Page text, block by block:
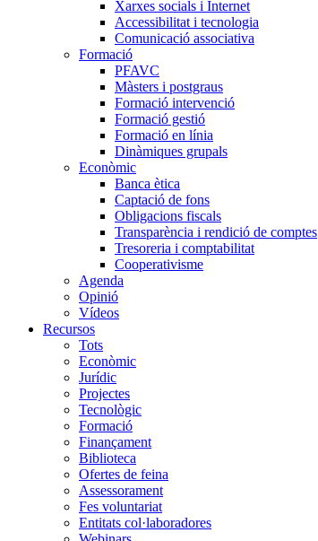
Xarxes socials i Internet
Accessibilitat i tecnologia
Comunicació associativa
Formació
PFAVC
Màsters i postgraus
Formació intervenció
Formació gestió
Formació en línia
Dinàmiques grupals
Econòmic
Banca ètica
Captació de fons
Obligacions fiscals
Transparència i rendició de comptes
Tresoreria i comptabilitat
Cooperativisme
Agenda
Opinió
Vídeos
Recursos
Tots
Econòmic
Jurídic
Projectes
Tecnològic
Formació
Finançament
Biblioteca
Ofertes de feina
Assessorament
Fes voluntariat
Entitats col·laboradores